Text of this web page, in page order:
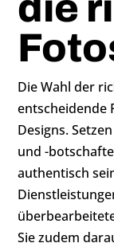
Die Wahl der
entscheidende
Designs.
und -
authentisch
Sie zudem